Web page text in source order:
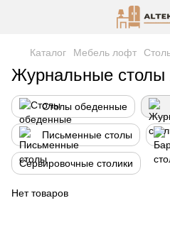
Каталог Мебель лофт
Журнальные
Столы обеденные
Письменные столы
Сервировочные столики
Нет товаров